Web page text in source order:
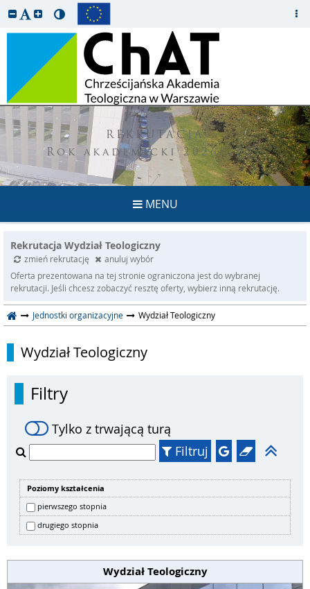
REKRUTACJA
Rok akademicki 2026/2027
MENU
Rekrutacja Wydział Teologiczny
zmień rekrutację
anuluj wybór
Oferta prezentowana na tej stronie ograniczona jest do wybranej
rekrutacji. Jeśli chcesz zobaczyć resztę oferty, wybierz inną rekrutację.
Jednostki organizacyjne Wydział Teologiczny
Wydział Teologiczny
Filtry
Tylko z trwającą turą
Filtruj
Poziomy kształcenia
pierwszego stopnia
drugiego stopnia
Wydział Teologiczny